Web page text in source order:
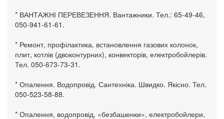
* ВАНТАЖНІ ПЕРЕВЕЗЕННЯ. Вантажники. Тел.: 65-49-46,
050-941-61-61.
* Ремонт, профілактика, встановлення газових колонок,
плит, котлів (двоконтурних), конвекторів, електробойлерів.
Тел. 050-673-73-31.
* Опалення. Водопровід. Сантехніка. Швидко. Якісно. Тел.
050-523-58-88.
* Опалення, водопровід, «безбашенки», електробойлери,